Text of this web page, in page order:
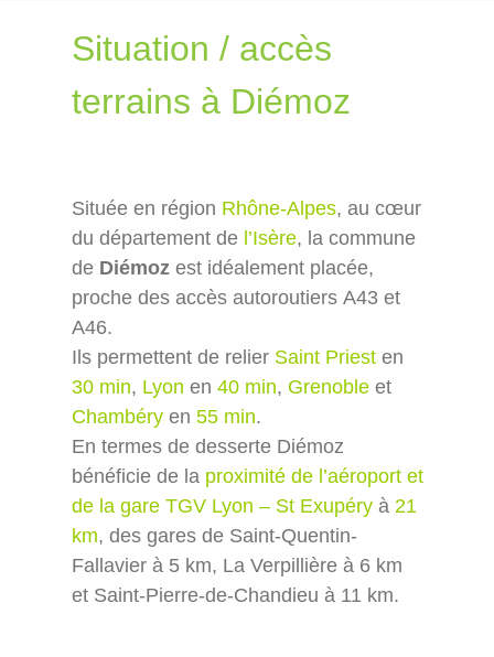
Situation / accès
terrains à Diémoz
Située en région Rhône-Alpes, au cœur
du département de l’Isère, la commune
de Diémoz est idéalement placée,
proche des accès autoroutiers A43 et
A46.
Ils permettent de relier Saint Priesten
30 min, Lyon en 40 min, Grenobleet
Chambéryen 55 min.
En termes de desserte Diémoz
bénéficie de la proximité de l’aéroport et
de la gare TGV Lyon – St Exupéryà 21
km, des gares de Saint-Quentin-
Fallavier à 5 km, La Verpillière à 6 km
et Saint-Pierre-de-Chandieu à 11 km.